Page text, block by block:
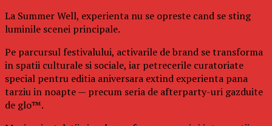
La Summer Well, experienta nu se opreste cand se sting
luminile scenei principale.
Pe parcursul festivalului, activarile de brand se transforma
in spatii culturale si sociale, iar petrecerile curatoriate
special pentru editia aniversara extind experienta pana
tarziu in noapte — precum seria de afterparty-uri gazduite
de glo™.